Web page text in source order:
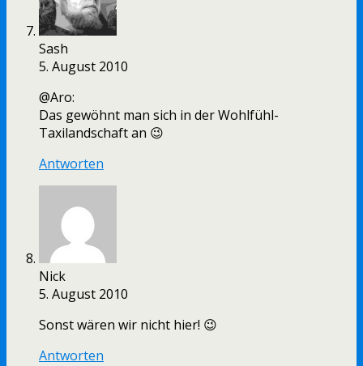
Sash
5. August 2010
@Aro:
Das gewöhnt man sich in der Wohlfühl-
Taxilandschaft an 😉
Antworten
Nick
5. August 2010
Sonst wären wir nicht hier! 😉
Antworten